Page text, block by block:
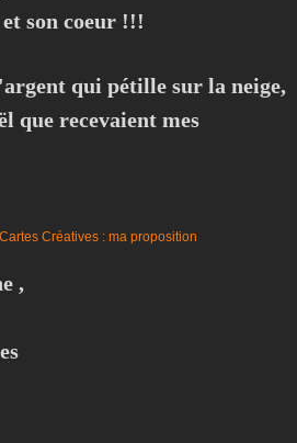
son coeur !!!
qui pétille sur la neige,
que recevaient mes
,